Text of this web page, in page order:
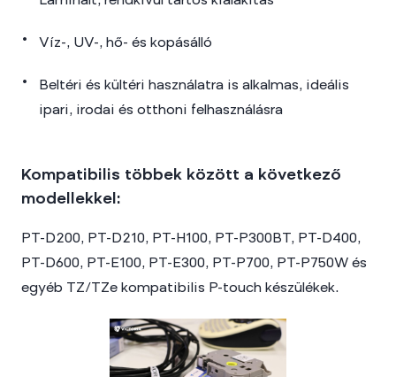
Víz-, UV-, hő- és kopásálló
Beltéri és kültéri használatra is alkalmas, ideális
ipari, irodai és otthoni felhasználásra
Kompatibilis többek között a következő
modellekkel:
PT-D200, PT-D210, PT-H100, PT-P300BT, PT-D400,
PT-D600, PT-E100, PT-E300, PT-P700, PT-P750W és
egyéb TZ/TZe kompatibilis P-touch készülékek.